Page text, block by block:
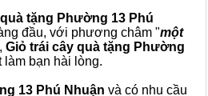
tặng Phường 13 Phú
đầu, với phương châm "một
Giỏ trái cây quà tặng Phường
làm bạn hài lòng.
13 Phú Nhuận và có nhu cầu